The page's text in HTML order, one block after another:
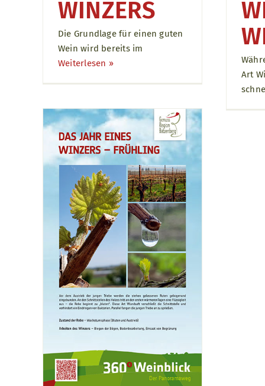
WINZERS
Die Grundlage für einen guten
Wein wird bereits im
Weiterlesen ››
Art